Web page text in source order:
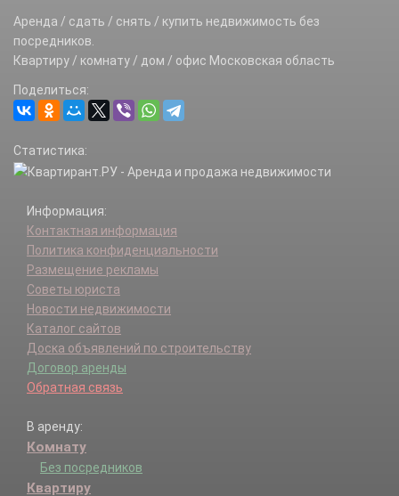
Аренда / сдать / снять / купить недвижимость без
посредников.
Квартиру / комнату / дом / офис Московская область
Поделиться:
Статистика:
Информация:
Контактная информация
Политика конфиденциальности
Размещение рекламы
Советы юриста
Новости недвижимости
Каталог сайтов
Доска объявлений по строительству
Договор аренды
Обратная связь
В аренду:
Комнату
Без посредников
Квартиру